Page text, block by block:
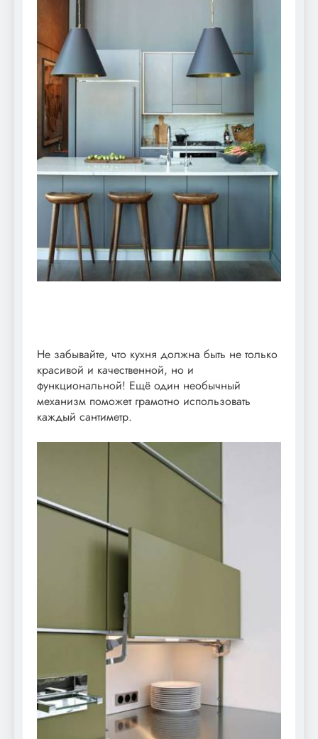
Не забывайте, что кухня должна быть не только
красивой и качественной, но и
функциональной! Ещё один необычный
механизм поможет грамотно использовать
каждый сантиметр.